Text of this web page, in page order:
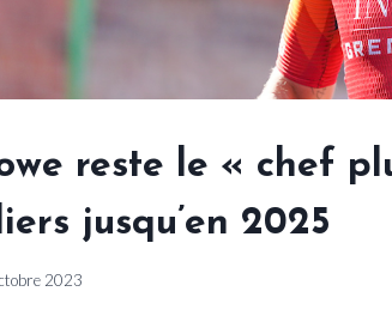
reste le « chef
jusqu’en 2025
2023